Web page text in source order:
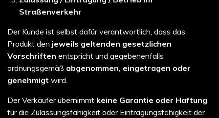
Straßenverkehr
Der Kunde ist selbst dafür verantwortlich, dass das
Produkt den jeweils geltenden gesetzlichen
Vorschriften entspricht und gegebenenfalls
ordnungsgemäß abgenommen, eingetragen oder
genehmigt wird.
Der Verkäufer übernimmt keine Garantie oder Haftung
für die Zulassungsfähigkeit oder Eintragungsfähigkeit der